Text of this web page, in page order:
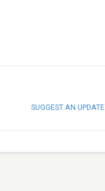
SUGGEST AN UPDATE